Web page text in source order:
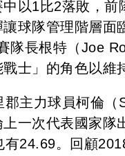
以1比2落敗，
球隊管理階層
隊長根特（Joe
士」的角色以維
主力球員柯倫
一次代表國家
24.69。回顧